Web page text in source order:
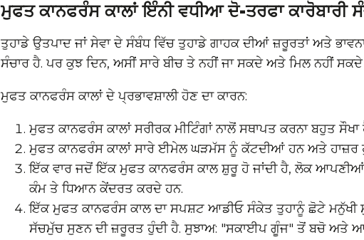
ਮੁਫਤ ਕਾਨਫਰੰਸ ਕਾਲਾਂ ਇੰਨੀ ਵਧੀਆ ਦੋ-ਤਰਫਾ ਕਾਰੋਬਾਰੀ
ਤੁਹਾਡੇ ਉਤਪਾਦ ਜਾਂ ਸੇਵਾ ਦੇ ਸੰਬੰਧ ਵਿੱਚ ਤੁਹਾਡੇ ਗਾਹਕ ਦੀਆਂ ਜ਼ਰੂਰਤਾਂ ਅਤੇ
ਸੰਚਾਰ ਹੈ. ਪਰ ਕੁਝ ਦਿਨ, ਅਸੀਂ ਸਾਰੇ ਬੀਚ ਤੇ ਨਹੀਂ ਜਾ ਸਕਦੇ ਅਤੇ ਮਿਲ ਨਹੀਂ ਸਕਦੇ
ਮੁਫਤ ਕਾਨਫਰੰਸ ਕਾਲਾਂ ਦੇ ਪ੍ਰਭਾਵਸ਼ਾਲੀ ਹੋਣ ਦਾ ਕਾਰਨ:
ਮੁਫਤ ਕਾਨਫਰੰਸ ਕਾਲਾਂ ਸਰੀਰਕ ਮੀਟਿੰਗਾਂ ਨਾਲੋਂ ਸਥਾਪਤ ਕਰਨਾ ਬਹੁਤ ਸੌਖਾ
ਮੁਫਤ ਕਾਨਫਰੰਸ ਕਾਲਾਂ ਸਾਰੇ ਈਮੇਲ ਘੜਮੱਸ ਨੂੰ ਕੱਟਦੀਆਂ ਹਨ ਅਤੇ ਹਾਜ਼ਰ
ਇੱਕ ਵਾਰ ਜਦੋਂ ਇੱਕ ਮੁਫਤ ਕਾਨਫਰੰਸ ਕਾਲ ਸ਼ੁਰੂ ਹੋ ਜਾਂਦੀ ਹੈ, ਲੋਕ
ਕੰਮ ਤੇ ਧਿਆਨ ਕੇਂਦਰਤ ਕਰਦੇ ਹਨ.
ਇੱਕ ਮੁਫਤ ਕਾਨਫਰੰਸ ਕਾਲ ਦਾ ਸਪਸ਼ਟ ਆਡੀਓ ਸੰਕੇਤ ਤੁਹਾਨੂੰ ਛੋਟੇ ਮਨੁੱਖੀ
ਸੱਚਮੁੱਚ ਸੁਣਨ ਦੀ ਜ਼ਰੂਰਤ ਹੁੰਦੀ ਹੈ. ਸੁਝਾਅ: "ਸਕਾਈਪ ਗੂੰਜ" ਤੋਂ ਬਚੋ ਅਤੇ